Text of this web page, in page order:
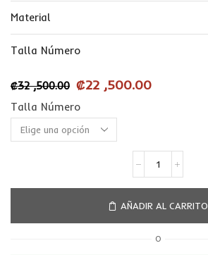
Material
Talla Número
₡32 ,500.00 ₡22 ,500.00
Talla Número
AÑADIR AL CARRITO
O